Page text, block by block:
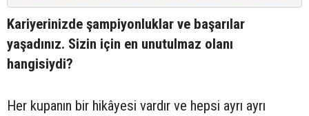
Kariyerinizde şampiyonluklar ve başarılar
yaşadınız. Sizin için en unutulmaz olanı
hangisiydi?
Her kupanın bir hikâyesi vardır ve hepsi ayrı ayrı